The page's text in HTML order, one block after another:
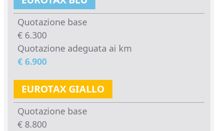
Quotazione base
€ 6.300
Quotazione adeguata ai km
€ 6.900
EUROTAX GIALLO
Quotazione base
€ 8.800